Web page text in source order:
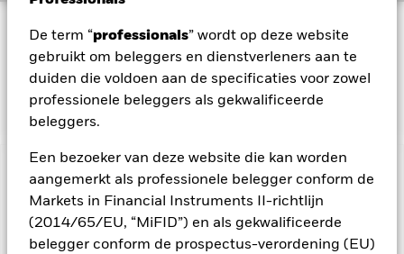
De term “professionals” wordt op deze website
gebruikt om beleggers en dienstverleners aan te
duiden die voldoen aan de specificaties voor zowel
professionele beleggers als gekwalificeerde
beleggers.
Een bezoeker van deze website die kan worden
aangemerkt als professionele belegger conform de
Markets in Financial Instruments II-richtlijn
(2014/65/EU, “MiFID”) en als gekwalificeerde
belegger conform de prospectus-verordening (EU)
BELEGGINGSDOEL
Het fonds streeft ernaar het rendement te volgen van een
index die bestaat uit de 100 grootste niet-financiële
ondernemingen die genoteerd zijn aan de NASDAQ.
BELANGRIJKE GEGEVENS: Kapitaalrisico.De waarde en
het rendement van beleggingen kunnen dalen en stijgen, en
zijn niet gegarandeerd. Beleggers verliezen mogelijk hun